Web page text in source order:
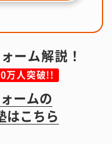
ーム解説！
万人突破!!
ームの
はこちら